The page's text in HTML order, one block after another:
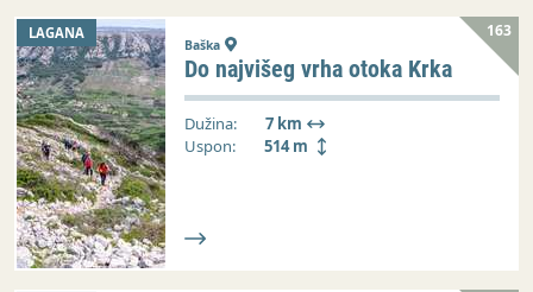
LAGANA 163
Baška
Do najvišeg vrha otoka Krka
Dužina:
7 km
Uspon:
514 m